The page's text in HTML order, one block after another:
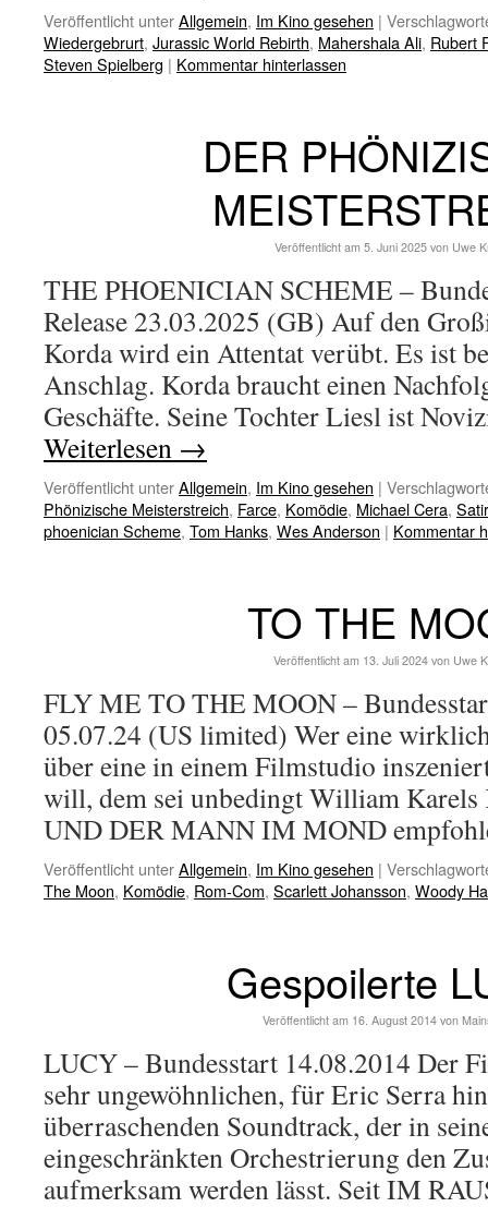
Veröffentlicht unterAllgemein, Im Kino gesehen |
Wiedergebrurt, Jurassic World Rebirth, Mahershala Ali, Rubert
Steven Spielberg | Kommentar hinterlassen
DER
Veröffentlicht am 5. Juni 2025 von Uwe
THE PHOENICIAN SCHEME –
Release 23.03.2025 (GB) Auf den
Korda wird ein Attentat verübt. Es ist
Anschlag. Korda braucht einen
Geschäfte. Seine Tochter Liesl ist
Weiterlesen →
Veröffentlicht unterAllgemein, Im Kino gesehen |
Phönizische Meisterstreich, Farce, Komödie, Michael Cera,
phoenician Scheme, Tom Hanks, Wes Anderson | Kommentar
TO THE
Veröffentlicht am 13. Juli 2024 von Uwe
FLY ME TO THE MOON –
05.07.24 (US limited) Wer eine
über eine in einem Filmstudio
will, dem sei unbedingt William
UND DER MANN IM MOND
Veröffentlicht unterAllgemein, Im Kino gesehen |
The Moon, Komödie, Rom-Com, Scarlett Johansson, Woody
Gespoilerte
Veröffentlicht am 16. August 2014 von
LUCY – Bundesstart 14.08.2014 Der
sehr ungewöhnlichen, für Eric Serra
überraschenden Soundtrack, der in
eingeschränkten Orchestrierung den
aufmerksam werden lässt. Seit IM